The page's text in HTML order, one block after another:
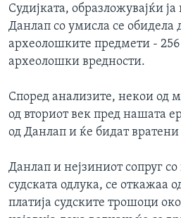
Судијката, образложувајќи
Данлап со умисла се обидела
археолошките предмети -
археолошки вредности.
Според анализите, некои од
од вториот век пред нашата
од Данлап и ќе бидат
Данлап и нејзиниот сопруг
судската одлука, се откажаа
платија судските трошоци